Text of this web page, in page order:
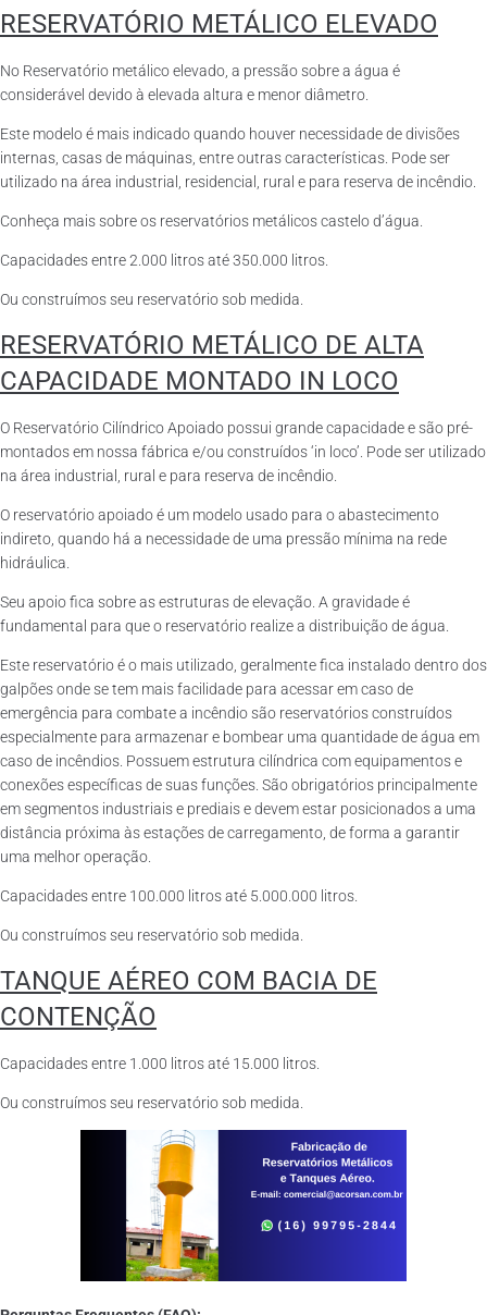
RESERVATÓRIO METÁLICO ELEVADO
No Reservatório metálico elevado, a pressão sobre a água é
considerável devido à elevada altura e menor diâmetro.
Este modelo é mais indicado quando houver necessidade de divisões
internas, casas de máquinas, entre outras características. Pode ser
utilizado na área industrial, residencial, rural e para reserva de incêndio.
Conheça mais sobre os reservatórios metálicos castelo d’água.
Capacidades entre 2.000 litros até 350.000 litros.
Ou construímos seu reservatório sob medida.
RESERVATÓRIO METÁLICO DE ALTA
CAPACIDADE MONTADO IN LOCO
O Reservatório Cilíndrico Apoiado possui grande capacidade e são pré-
montados em nossa fábrica e/ou construídos ‘in loco’. Pode ser utilizado
na área industrial, rural e para reserva de incêndio.
O reservatório apoiado é um modelo usado para o abastecimento
indireto, quando há a necessidade de uma pressão mínima na rede
hidráulica.
Seu apoio fica sobre as estruturas de elevação. A gravidade é
fundamental para que o reservatório realize a distribuição de água.
Este reservatório é o mais utilizado, geralmente fica instalado dentro dos
galpões onde se tem mais facilidade para acessar em caso de
emergência para combate a incêndio são reservatórios construídos
especialmente para armazenar e bombear uma quantidade de água em
caso de incêndios. Possuem estrutura cilíndrica com equipamentos e
conexões específicas de suas funções. São obrigatórios principalmente
em segmentos industriais e prediais e devem estar posicionados a uma
distância próxima às estações de carregamento, de forma a garantir
uma melhor operação.
Capacidades entre 100.000 litros até 5.000.000 litros.
Ou construímos seu reservatório sob medida.
TANQUE AÉREO COM BACIA DE
CONTENÇÃO
Capacidades entre 1.000 litros até 15.000 litros.
Ou construímos seu reservatório sob medida.